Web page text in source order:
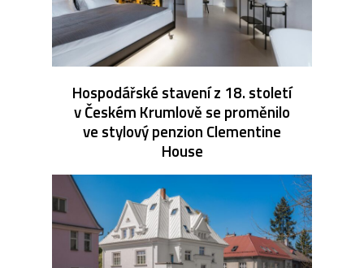
Hospodářské stavení z 18. století
v Českém Krumlově se proměnilo
ve stylový penzion Clementine
House